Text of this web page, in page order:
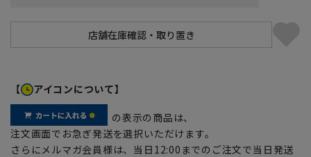
【 アイコンについて】
の表示の商品は、
注文画面でお急ぎ発送を選択いただけます。
さらにメルマガ会員様は、当日12:00までのご注文で当日発送